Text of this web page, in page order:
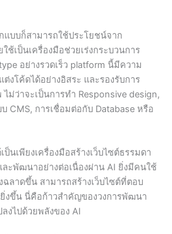
บบก็สามารถใช้ประโยชน์จาก
ช้เป็นเครื่องมือช่วยเร่งกระบวนการ
อย่างรวดเร็ว platform นี้มีความ
งโค้ดได้อย่างอิสระ และรองรับการ
ม่ว่าจะเป็นการทำ Responsive design,
CMS, การเชื่อมต่อกับ Database หรือ
นเพียงเครื่องมือสร้างเว็บไซต์ธรรมดา
ละพัฒนาอย่างต่อเนื่องผ่าน AI ยิ่งมีคนใช้
ลาดขึ้น สามารถสร้างเว็บไซต์ที่ตอบ
งขึ้น นี่คือก้าวสำคัญของวงการพัฒนา
งไปด้วยพลังของ AI